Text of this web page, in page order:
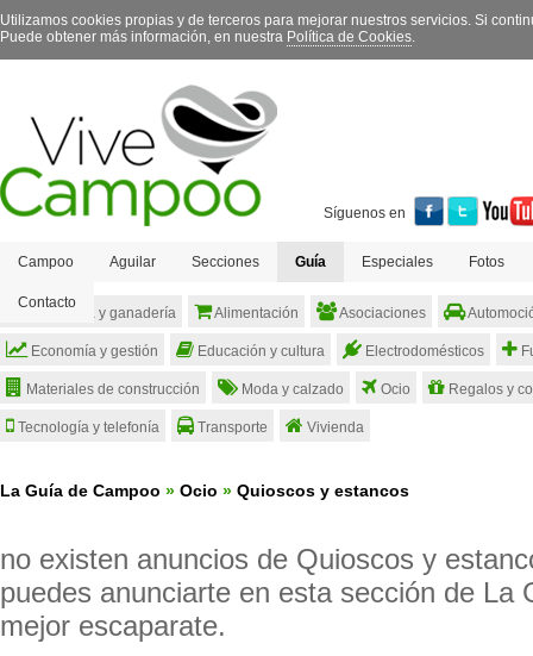
Utilizamos cookies propias y de terceros para mejorar nuestros servicios. Si
Puede obtener más información, en nuestra Política de Cookies.
Síguenos en
Campoo Aguilar Secciones Guía Especiales Fotos
Contacto
Agricultura y ganadería Alimentación Asociaciones
Economía y gestión Educación y cultura Electrodomésticos
Materiales de construcción Moda y calzado Ocio Regalos y
Tecnología y telefonía Transporte Vivienda
La Guía de Campoo » Ocio » Quioscos y estancos
no existen anuncios de Quioscos y
puedes anunciarte en esta sección de La
mejor escaparate.